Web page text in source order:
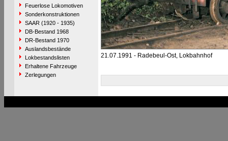
Feuerlose Lokomotiven
Sonderkonstruktionen
SAAR (1920 - 1935)
DB-Bestand 1968
DR-Bestand 1970
Auslandsbestände
Lokbestandslisten
Erhaltene Fahrzeuge
Zerlegungen
21.07.1991 - Radebeul-Ost, Lokbahnhof